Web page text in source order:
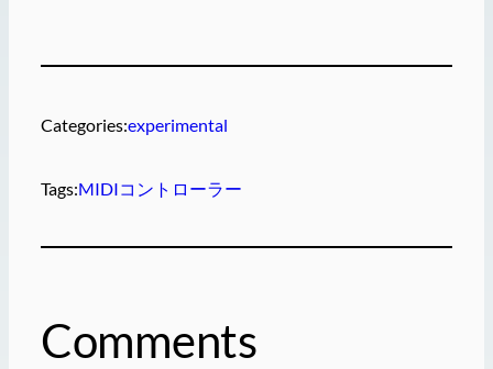
Categories:experimental
Tags:MIDIコントローラー
Comments